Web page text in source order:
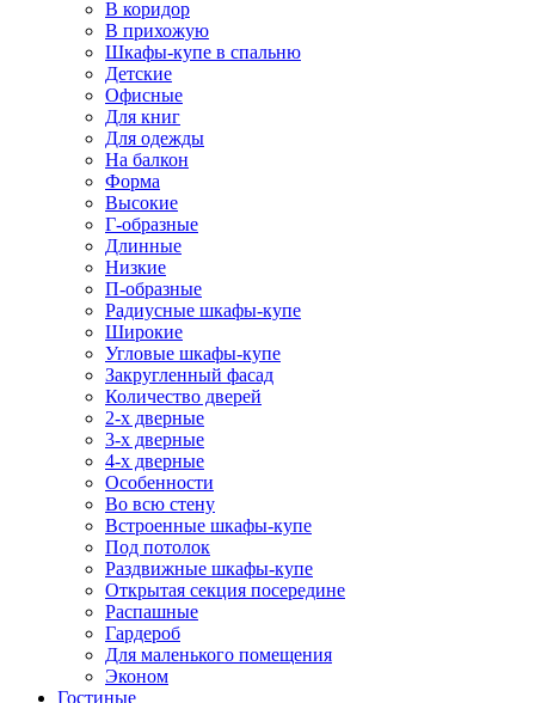
В коридор
В прихожую
Шкафы-купе в спальню
Детские
Офисные
Для книг
Для одежды
На балкон
Форма
Высокие
Г-образные
Длинные
Низкие
П-образные
Радиусные шкафы-купе
Широкие
Угловые шкафы-купе
Закругленный фасад
Количество дверей
2-х дверные
3-х дверные
4-х дверные
Особенности
Во всю стену
Встроенные шкафы-купе
Под потолок
Раздвижные шкафы-купе
Открытая секция посередине
Распашные
Гардероб
Для маленького помещения
Эконом
Гостиные